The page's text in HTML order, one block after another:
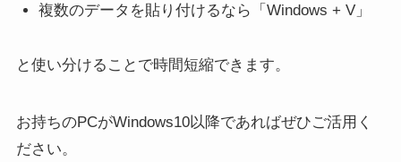
複数のデータを貼り付けるなら「Windows + V」
と使い分けることで時間短縮できます。
お持ちのPCがWindows10以降であればぜひご活用く
ださい。